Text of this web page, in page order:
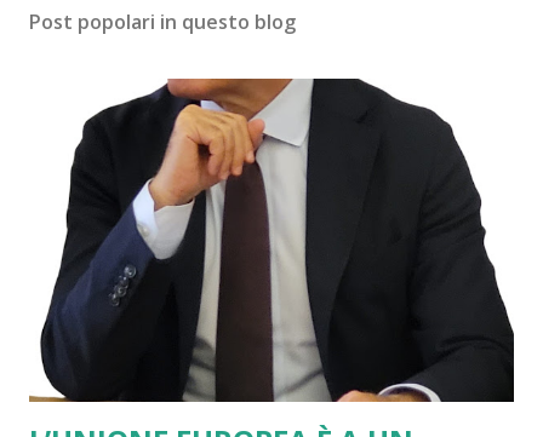
Post popolari in questo blog